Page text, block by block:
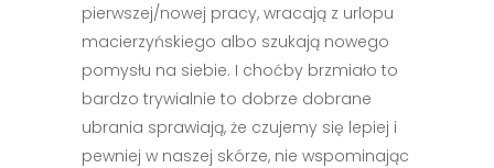
pierwszej/nowej pracy, wracają z urlopu
macierzyńskiego albo szukają nowego
pomysłu na siebie. I choćby brzmiało to
bardzo trywialnie to dobrze dobrane
ubrania sprawiają, że czujemy się lepiej i
pewniej w naszej skórze, nie wspominając